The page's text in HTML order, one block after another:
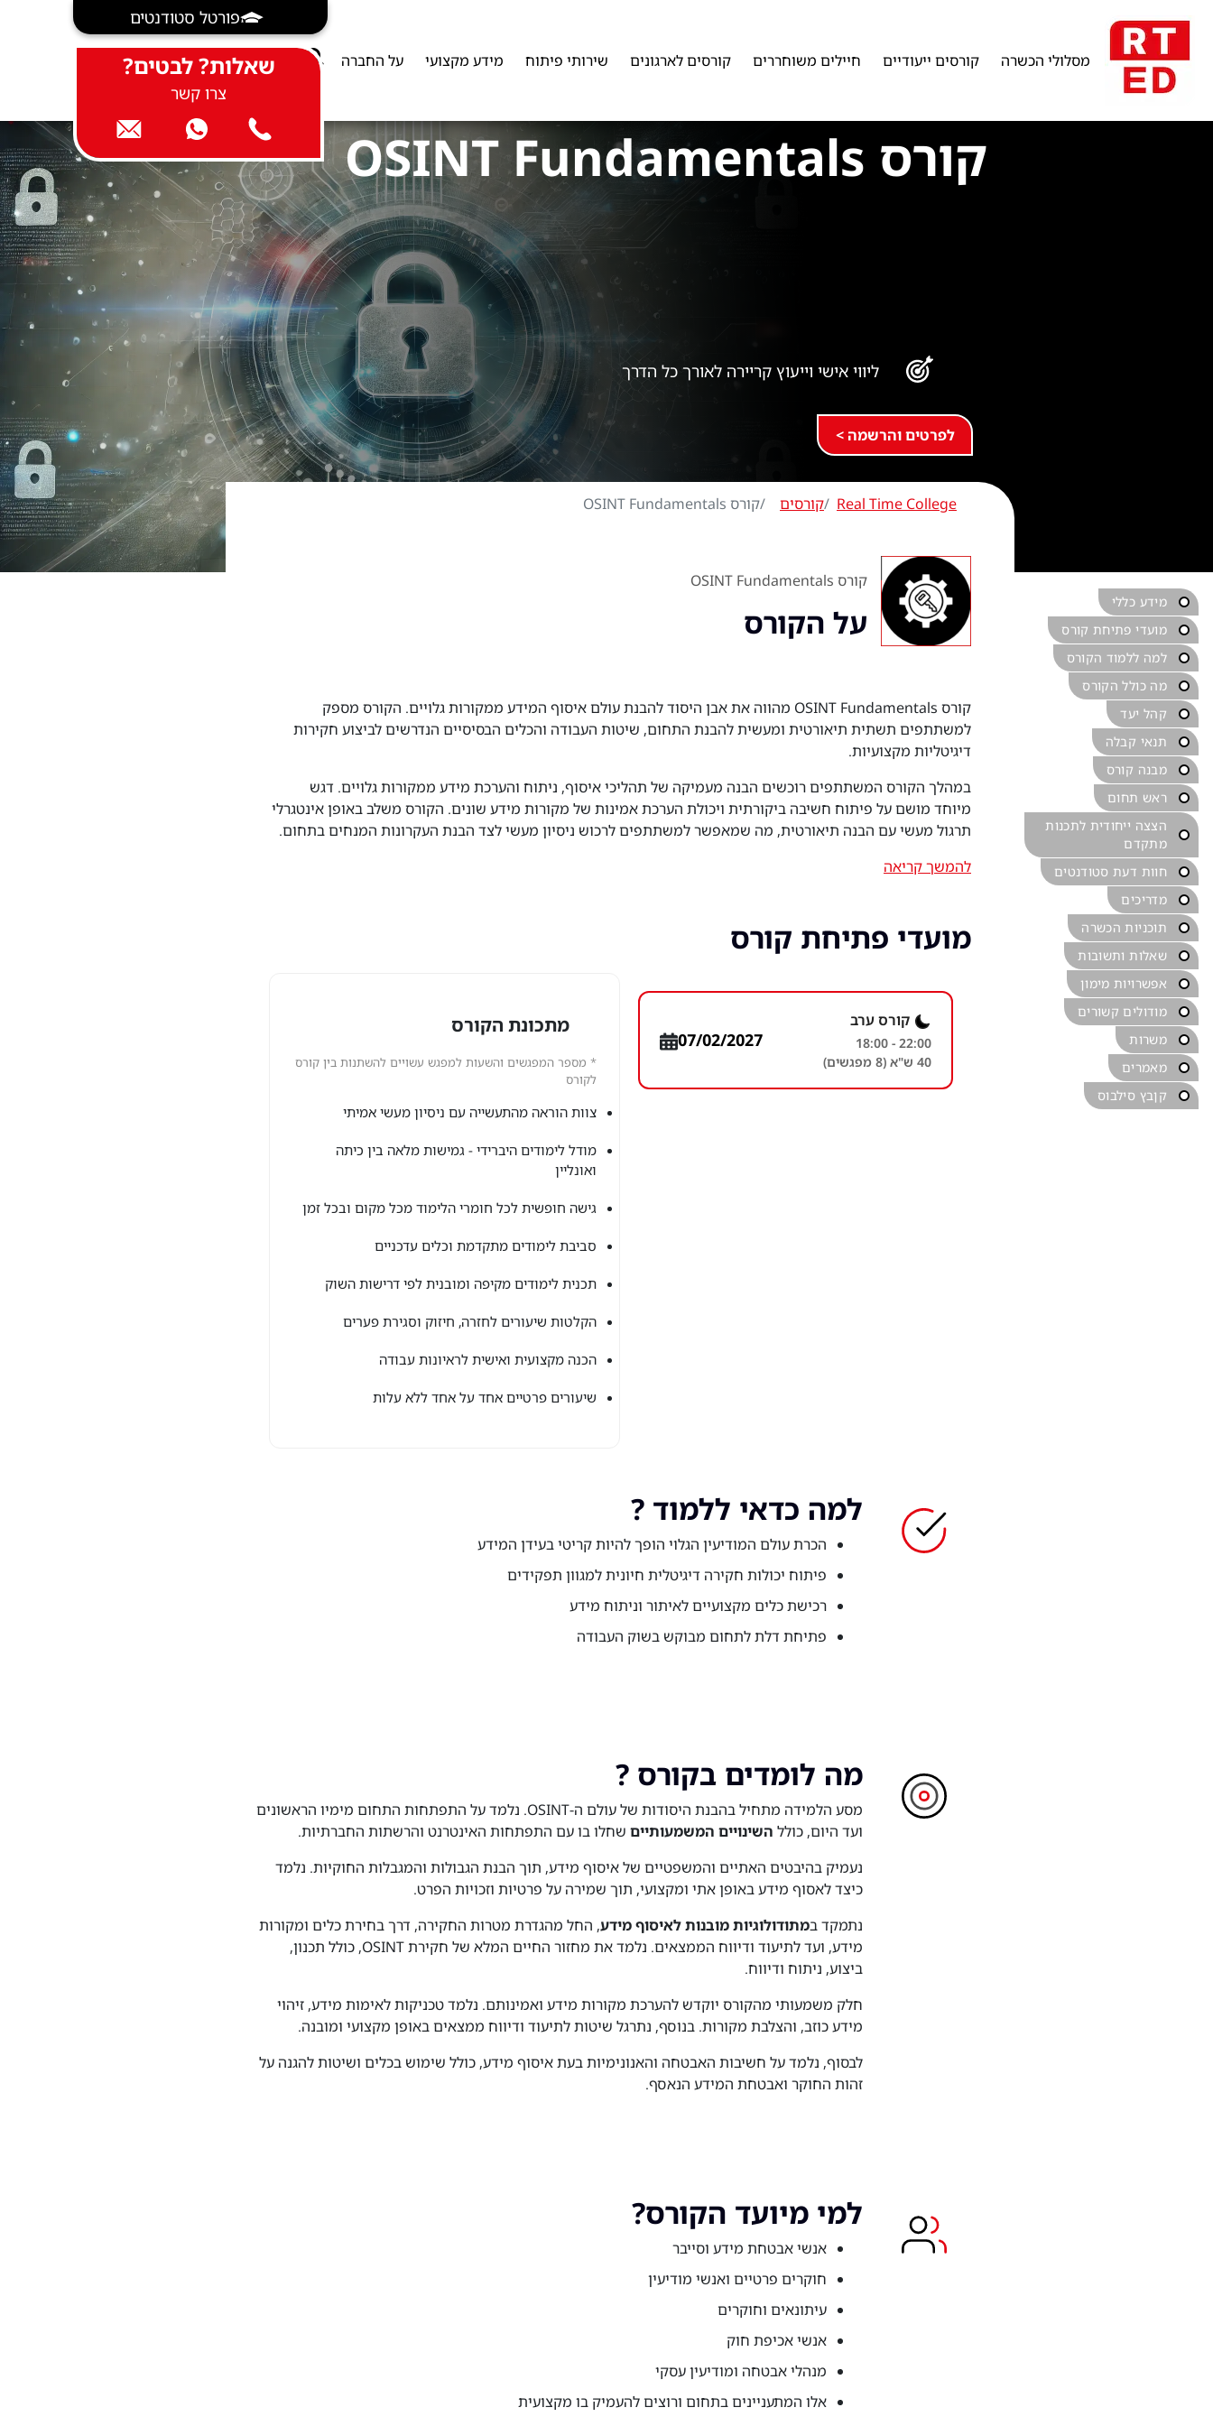
על החברה מידע מקצועי שירותי פיתוח קורסים לארגונים חיילים משוחררים קורסים ייעודיים מסלולי הכשרה
פורטל סטודנטים
שאלות? לבטים?
צרו קשר
קורס OSINT Fundamentals
ליווי אישי וייעוץ קריירה לאורך כל הדרך
לפרטים והרשמה >
מידע כללי
מועדי פתיחת קורס
למה ללמוד הקורס
מה כולל הקורס
קהל יעד
תנאי קבלה
מבנה קורס
ראש תחום
הצצה ייחודית לתכנות
מתקדם
חוות דעת סטודנטים
מדריכים
תוכניות הכשרה
שאלות ותשובות
אפשרויות מימון
מודולים קשורים
משרות
מאמרים
קןבץ סילבוס
Real Time College קורסים קורס OSINT Fundamentals
קורס OSINT Fundamentals
על הקורס
קורס OSINT Fundamentals מהווה את אבן היסוד להבנת עולם איסוף המידע ממקורות גלויים. הקורס מספק
למשתתפים תשתית תיאורטית ומעשית להבנת התחום, שיטות העבודה והכלים הבסיסיים הנדרשים לביצוע חקירות
דיגיטליות מקצועיות.
במהלך הקורס המשתתפים רוכשים הבנה מעמיקה של תהליכי איסוף, ניתוח והערכת מידע ממקורות גלויים. דגש
מיוחד מושם על פיתוח חשיבה ביקורתית ויכולת הערכת אמינות של מקורות מידע שונים. הקורס משלב באופן אינטגרלי
תרגול מעשי עם הבנה תיאורטית, מה שמאפשר למשתתפים לרכוש ניסיון מעשי לצד הבנת העקרונות המנחים בתחום.
להמשך קריאה
מועדי פתיחת קורס
קורס ערב
18:00 - 22:00
40 ש"א (8 מפגשים)
07/02/2027
מתכונת הקורס
* מספר המפגשים והשעות למפגש עשויים להשתנות בין קורס
לקורס
צוות הוראה מהתעשייה עם ניסיון מעשי אמיתי
מודל לימודים היברידי - גמישות מלאה בין כיתה
ואונליין
גישה חופשית לכל חומרי הלימוד מכל מקום ובכל זמן
סביבת לימודים מתקדמת וכלים עדכניים
תכנית לימודים מקיפה ומובנית לפי דרישות השוק
הקלטות שיעורים לחזרה, חיזוק וסגירת פערים
הכנה מקצועית ואישית לראיונות עבודה
שיעורים פרטיים אחד על אחד ללא עלות
למה כדאי ללמוד ?
הכרת עולם המודיעין הגלוי הופך להיות קריטי בעידן המידע
פיתוח יכולות חקירה דיגיטלית חיונית למגוון תפקידים
רכישת כלים מקצועיים לאיתור וניתוח מידע
פתיחת דלת לתחום מבוקש בשוק העבודה
מה לומדים בקורס ?
מסע הלמידה מתחיל בהבנת היסודות של עולם ה-OSINT. נלמד על התפתחות התחום מימיו הראשונים
ועד היום, כולל השינויים המשמעותייםשחלו בו עם התפתחות האינטרנט והרשתות החברתיות.
נעמיק בהיבטים האתיים והמשפטיים של איסוף מידע, תוך הבנת הגבולות והמגבלות החוקיות. נלמד
כיצד לאסוף מידע באופן אתי ומקצועי, תוך שמירה על פרטיות וזכויות הפרט.
נתמקד במתודולוגיות מובנות לאיסוף מידע, החל מהגדרת מטרות החקירה, דרך בחירת כלים ומקורות
מידע, ועד לתיעוד ודיווח הממצאים. נלמד את מחזור החיים המלא של חקירת OSINT, כולל תכנון,
ביצוע, ניתוח ודיווח.
חלק משמעותי מהקורס יוקדש להערכת מקורות מידע ואמינותם. נלמד טכניקות לאימות מידע, זיהוי
מידע כוזב, והצלבת מקורות. בנוסף, נתרגל שיטות לתיעוד ודיווח ממצאים באופן מקצועי ומובנה.
לבסוף, נלמד על חשיבות האבטחה והאנונימיות בעת איסוף מידע, כולל שימוש בכלים ושיטות להגנה על
זהות החוקר ואבטחת המידע הנאסף.
למי מיועד הקורס?
אנשי אבטחת מידע וסייבר
חוקרים פרטיים ואנשי מודיעין
עיתונאים וחוקרים
אנשי אכיפת חוק
מנהלי אבטחה ומודיעין עסקי
אלו המתעניינים בתחום ורוצים להעמיק בו מקצועית